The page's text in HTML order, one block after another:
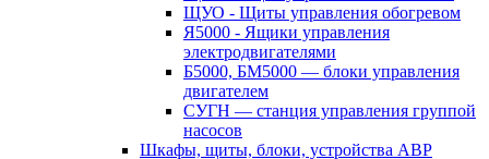
ЩУО - Щиты управления обогревом
Я5000 - Ящики управления
электродвигателями
Б5000, БМ5000 — блоки управления
двигателем
СУГН — станция управления группой
насосов
Шкафы, щиты, блоки, устройства АВР